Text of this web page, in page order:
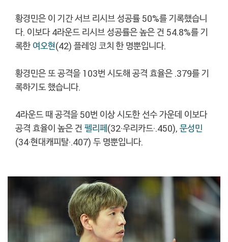
황경민은 이 기간 서브 리시브 성공률 50%를 기록했습니
다. 이보다 4라운드 리시브 성공률은 높은 건 54.8%를 기
록한 여오현(42) 플레잉 코치 한 명뿐입니다.
황경민은 또 공격을 103번 시도해 공격 효율은 .379를 기
록하기도 했습니다.
4라운드 때 공격을 50번 이상 시도한 선수 가운데 이보다
공격 효율이 높은 건 펠리페(32·우리카드·.450), 문성민
(34·현대캐피탈·.407) 두 명뿐입니다.